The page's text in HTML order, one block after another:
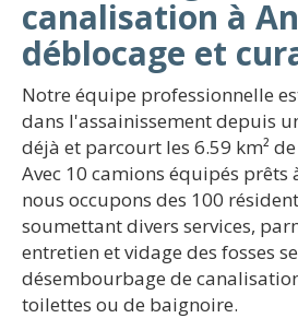
canalisation à
déblocage et
Notre équipe professionnelle
dans l'assainissement depuis
déjà et parcourt les 6.59 km²
Avec 10 camions équipés prêts
nous occupons des 100
soumettant divers services,
entretien et vidage des fosses
désembourbage de
toilettes ou de baignoire.